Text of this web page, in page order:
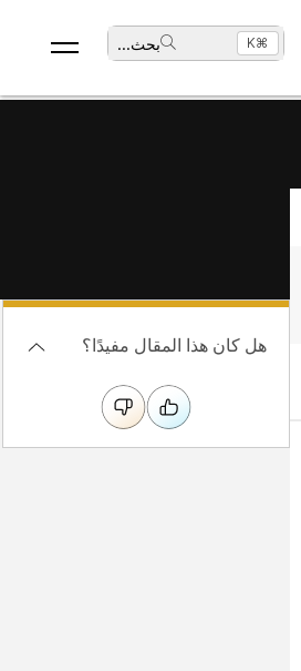
بحث... ⌘K
هل كان هذا المقال مفيدًا؟